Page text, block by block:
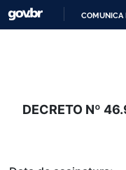
COMUNICA
DECRETO Nº